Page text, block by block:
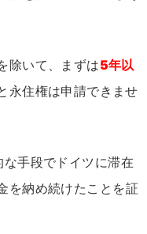
除いて、まずは5年以
永住権は申請できませ
手段でドイツに滞在
を納め続けたことを証